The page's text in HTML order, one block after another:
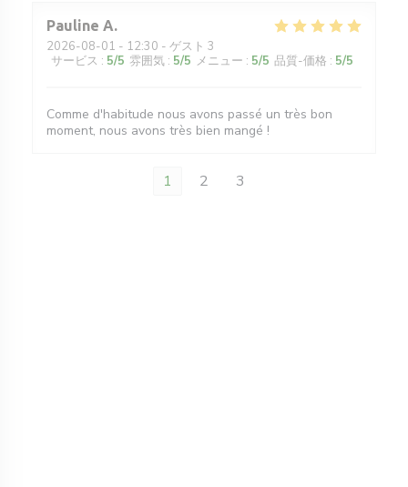
Pauline A
2026-08-01 - 12:30 - ゲスト 3
サービス : 5/5 雰囲気 : 5/5 メニュー : 5/5 品質-価格 : 5/5
Comme d'habitude nous avons passé un très bon
moment, nous avons très bien mangé !
1 2 3